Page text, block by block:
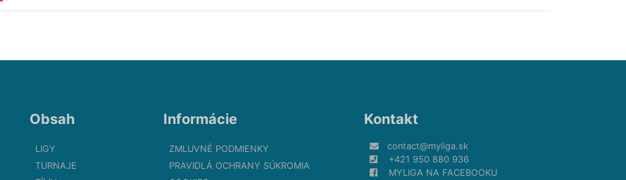
Obsah
LIGY
TURNAJE
Informácie
ZMLUVNÉ PODMIENKY
PRAVIDLÁ OCHRANY SÚKROMIA
Kontakt
contact@myliga.sk
+421 950 880 936
MYLIGA NA FACEBOOKU